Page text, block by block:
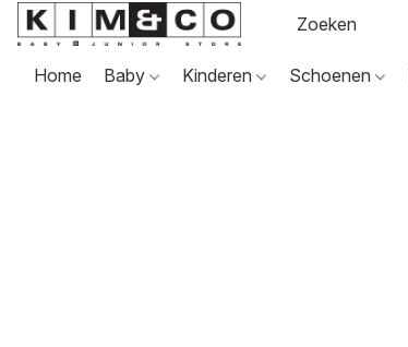
Home Baby Kinderen Schoenen